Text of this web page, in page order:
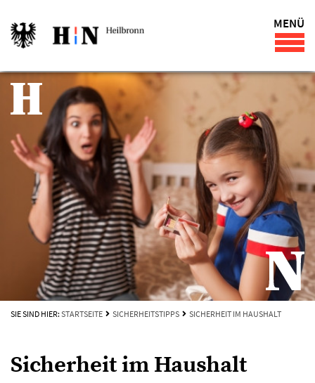
MENÜ
SIE SIND HIER: STARTSEITE SICHERHEITSTIPPS SICHERHEIT IM HAUSHALT
Sicherheit im Haushalt